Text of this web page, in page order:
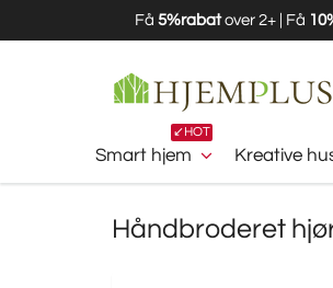
Få 5%rabatover 2+ | Få
Smart hjem
↙️HOT
Kreative
Håndbroderet